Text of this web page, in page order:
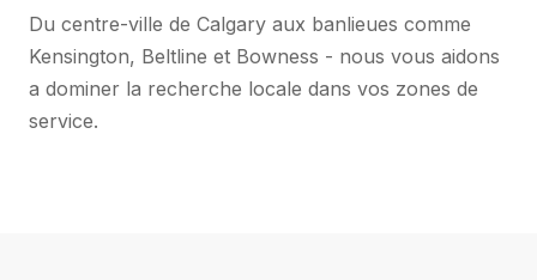
Du centre-ville de Calgary aux banlieues comme
Kensington, Beltline et Bowness - nous vous aidons
a dominer la recherche locale dans vos zones de
service.